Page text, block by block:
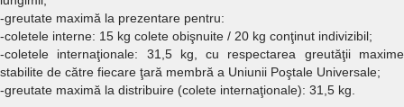
-greutate maximă la prezentare pentru:
-coletele interne: 15 kg colete obişnuite / 20 kg conţinut indivizibil;
-coletele internaţionale: 31,5 kg, cu respectarea greutăţii maxime
stabilite de către fiecare ţară membră a Uniunii Poştale Universale;
-greutate maximă la distribuire (colete internaţionale): 31,5 kg.